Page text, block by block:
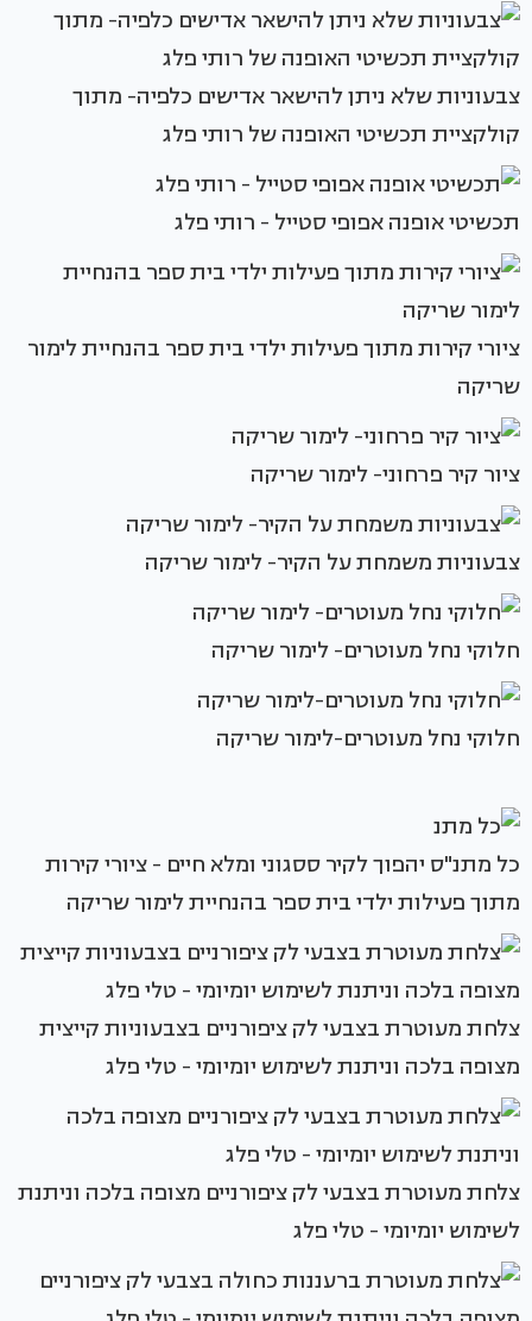
צבעוניות שלא ניתן להישאר אדישים כלפיה- מתוך
קולקציית תכשיטי האופנה של רותי פלג
תכשיטי אופנה אפופי סטייל - רותי פלג
ציורי קירות מתוך פעילות ילדי בית ספר בהנחיית לימור
שריקה
ציור קיר פרחוני- לימור שריקה
צבעוניות משמחת על הקיר- לימור שריקה
חלוקי נחל מעוטרים- לימור שריקה
חלוקי נחל מעוטרים-לימור שריקה
כל מתנ"ס יהפוך לקיר ססגוני ומלא חיים - ציורי קירות
מתוך פעילות ילדי בית ספר בהנחיית לימור שריקה
צלחת מעוטרת בצבעי לק ציפורניים בצבעוניות קייצית
מצופה בלכה וניתנת לשימוש יומיומי - טלי פלג
צלחת מעוטרת בצבעי לק ציפורניים מצופה בלכה וניתנת
לשימוש יומיומי - טלי פלג